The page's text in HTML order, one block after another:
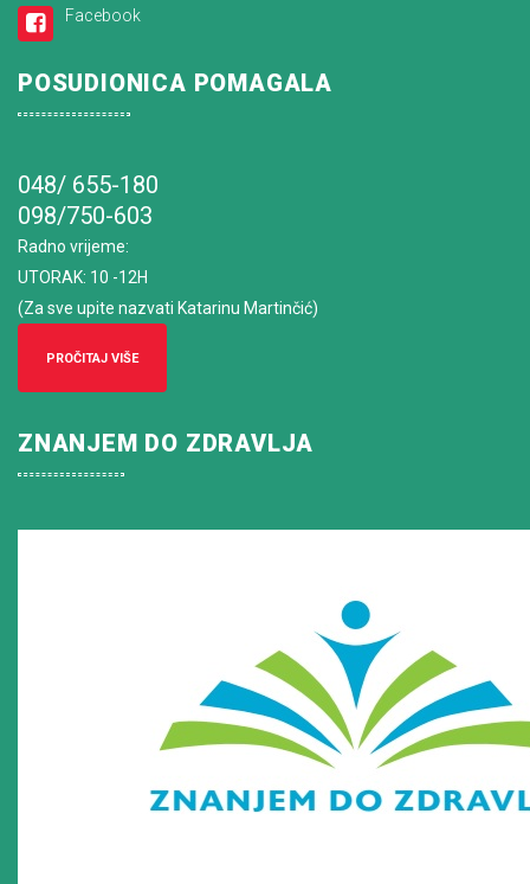
Facebook
POSUDIONICA POMAGALA
048/ 655-180
098/750-603
Radno vrijeme:
UTORAK: 10 -12H
(Za sve upite nazvati Katarinu Martinčić)
PROČITAJ VIŠE
ZNANJEM DO ZDRAVLJA